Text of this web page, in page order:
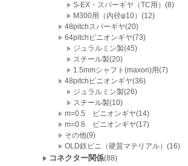
S-EX・スパーギヤ（TC用）(8)
M300用（内径φ10）(12)
48pitchスパーギヤ(20)
64pitchピニオンギヤ(73)
ジュラルミン製(45)
スチール製(20)
1.5mmシャフト(maxon)用(7)
48pitchピニオンギヤ(36)
ジュラルミン製(26)
スチール製(10)
m=0.5 ピニオンギヤ(14)
m=0.6 ピニオンギヤ(17)
その他(9)
OLD鉄ピニ（硬質マテリアル）(16)
コネクター関係(88)